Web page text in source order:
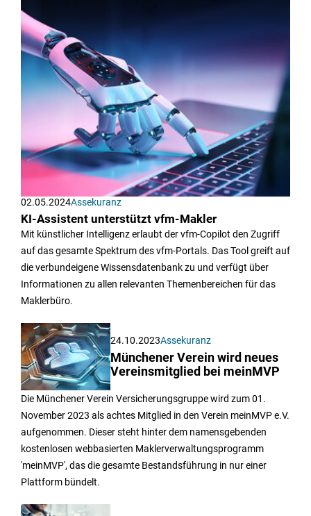
02.05.2024Assekuranz
KI-Assistent unterstützt vfm-Makler
Mit künstlicher Intelligenz erlaubt der vfm-Copilot den Zugriff
auf das gesamte Spektrum des vfm-Portals. Das Tool greift auf
die verbundeigene Wissensdatenbank zu und verfügt über
Informationen zu allen relevanten Themenbereichen für das
Maklerbüro.
24.10.2023Assekuranz
Münchener Verein wird neues
Vereinsmitglied bei meinMVP
Die Münchener Verein Versicherungsgruppe wird zum 01.
November 2023 als achtes Mitglied in den Verein meinMVP e.V.
aufgenommen. Dieser steht hinter dem namensgebenden
kostenlosen webbasierten Maklerverwaltungsprogramm
'meinMVP', das die gesamte Bestandsführung in nur einer
Plattform bündelt.